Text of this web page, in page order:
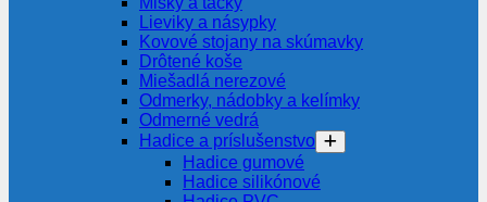
Lieviky a násypky
Kovové stojany na skúmavky
Drôtené koše
Miešadlá nerezové
Odmerky, nádobky a kelímky
Odmerné vedrá
Hadice a príslušenstvo
Hadice gumové
Hadice silikónové